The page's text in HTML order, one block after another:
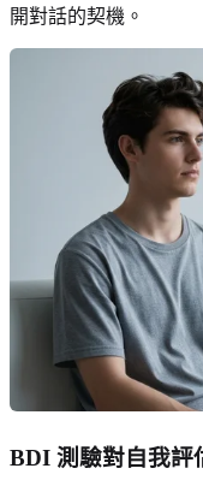
開對話的契機。
BDI 測驗對自我評